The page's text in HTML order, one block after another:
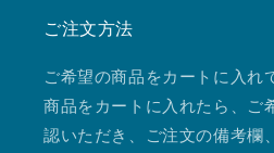
ご注文方法
ご希望の商品をカートに入れ
商品をカートに入れたら、ご
認いただき、ご注文の備考欄